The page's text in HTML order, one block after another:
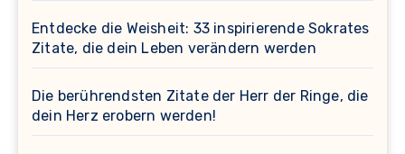
Entdecke die Weisheit: 33 inspirierende Sokrates
Zitate, die dein Leben verändern werden
Die berührendsten Zitate der Herr der Ringe, die
dein Herz erobern werden!